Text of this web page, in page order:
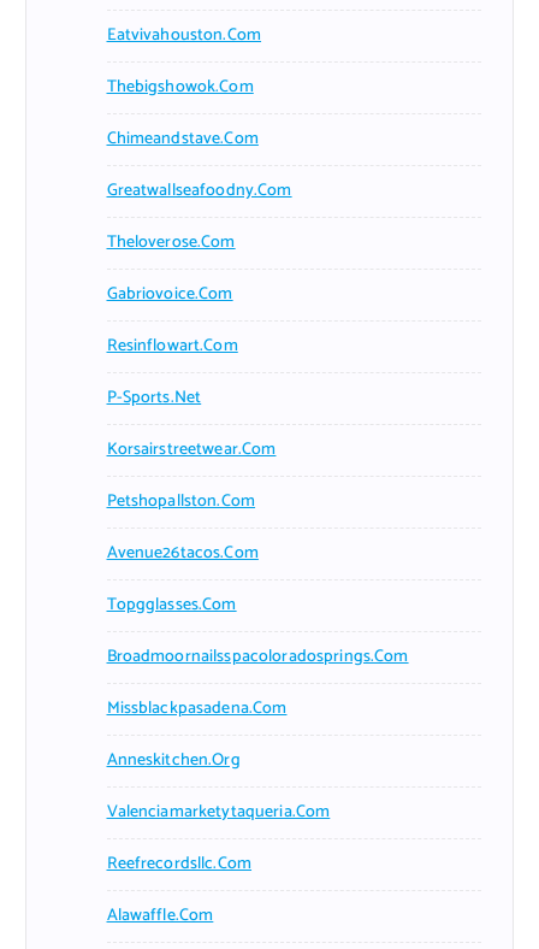
Eatvivahouston.com
Thebigshowok.com
Chimeandstave.com
Greatwallseafoodny.com
Theloverose.com
Gabriovoice.com
Resinflowart.com
P-Sports.net
Korsairstreetwear.com
Petshopallston.com
Avenue26tacos.com
Topgglasses.com
Broadmoornailsspacoloradosprings.com
Missblackpasadena.com
Anneskitchen.org
Valenciamarketytaqueria.com
Reefrecordsllc.com
Alawaffle.com